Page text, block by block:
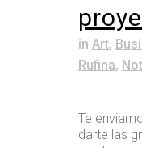
in Art,
Rufina,
Te
darte las